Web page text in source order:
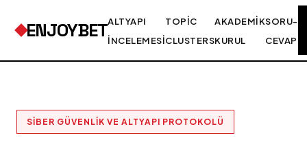
ENJOYBETALTYAPI
İNCELEMESI
TOPIC
CLUSTERS
AKADEMIK
KURUL
SORU-
CEVAP
SIBER GÜVENLIK VE ALTYAPI PROTOKOLÜ